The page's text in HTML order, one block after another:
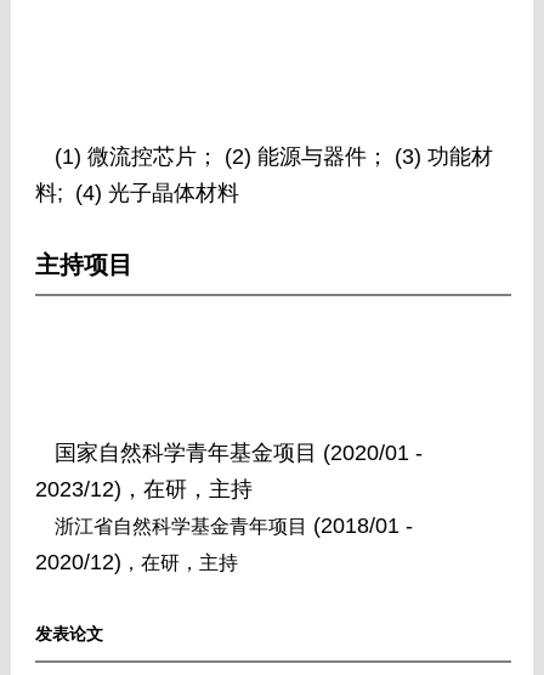
(1) 微流控芯片； (2) 能源与器件； (3) 功能材
料; (4) 光子晶体材料
主持项目
国家自然科学青年基金项目 (2020/01 -
2023/12) ，在研，主持
浙江省自然科学基金青年项目 (2018/01 -
2020/12) ，在研，主持
发表论文